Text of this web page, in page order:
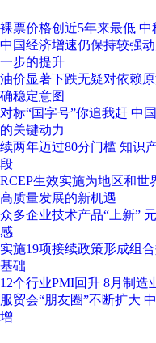
裸票价格创近5年来最低
中国经济增速仍保持较强
一步的提升
油价显著下跌无疑对依赖
确稳定意图
对标“国字号”你追我赶 中
的关键动力
续两年迈过80分门槛 知识
段
RCEP生效实施为地区和
高质量发展的新机遇
众多企业技术产品“上新”
感
实施19项接续政策形成组
基础
12个行业PMI回升 8月制造
服贸会“朋友圈”不断扩大
增